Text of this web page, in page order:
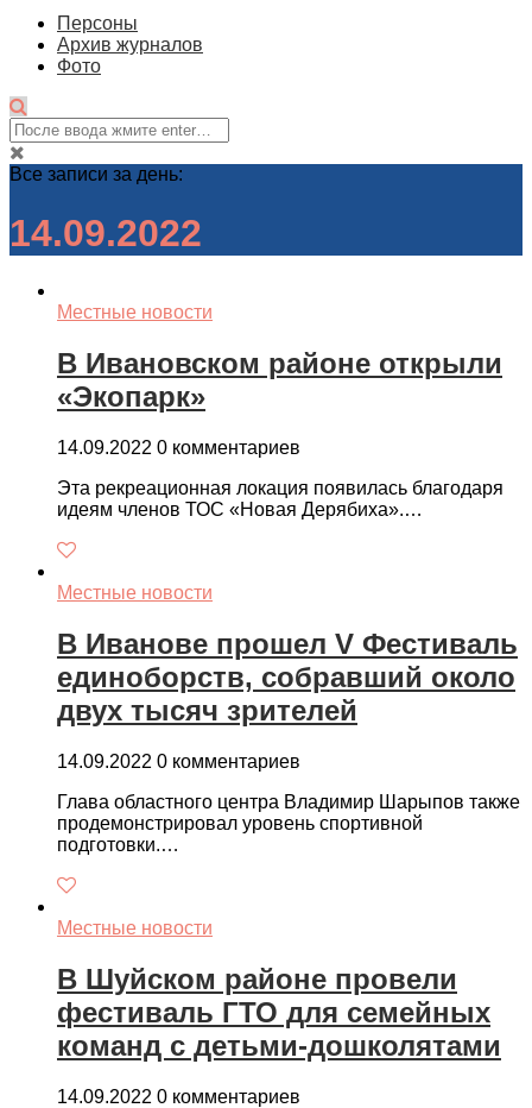
Персоны
Архив журналов
Фото
Все записи за день:
14.09.2022
Местные новости
В Ивановском районе открыли
«Экопарк»
14.09.2022 0 комментариев
Эта рекреационная локация появилась благодаря
идеям членов ТОС «Новая Дерябиха».…
Местные новости
В Иванове прошел V Фестиваль
единоборств, собравший около
двух тысяч зрителей
14.09.2022 0 комментариев
Глава областного центра Владимир Шарыпов также
продемонстрировал уровень спортивной
подготовки.…
Местные новости
В Шуйском районе провели
фестиваль ГТО для семейных
команд с детьми-дошколятами
14.09.2022 0 комментариев